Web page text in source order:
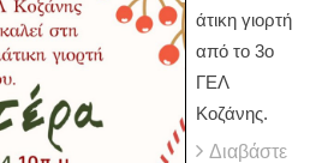
άτικη γιορτή
από το 3ο
ΓΕΛ
Κοζάνης.
Διαβάστε